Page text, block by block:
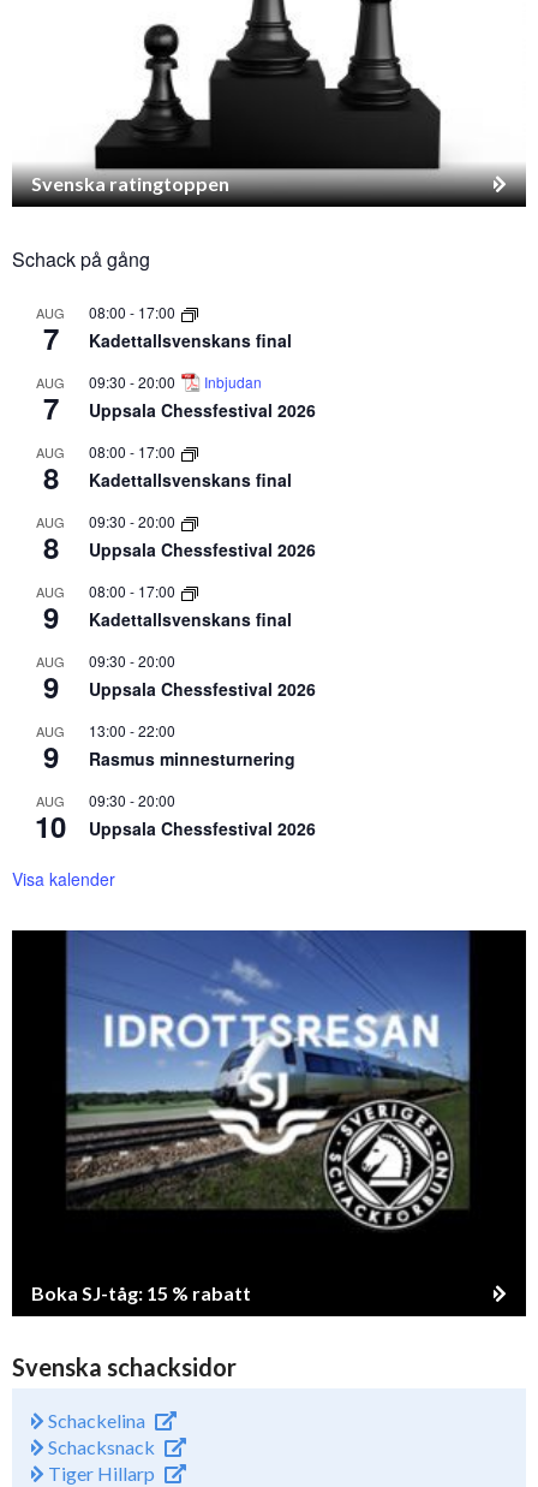
Svenska ratingtoppen
Schack på gång
AUG
7
08:00 - 17:00
Kadettallsvenskans final
AUG
7
09:30 -20:00 Inbjudan
Uppsala Chessfestival 2026
AUG
8
08:00 - 17:00
Kadettallsvenskans final
AUG
8
09:30 -20:00
Uppsala Chessfestival 2026
AUG
9
08:00 - 17:00
Kadettallsvenskans final
AUG
9
09:30 -20:00
Uppsala Chessfestival 2026
AUG
9
13:00 -22:00
Rasmus minnesturnering
AUG
10
09:30 -20:00
Uppsala Chessfestival 2026
Visa kalender
Boka SJ-tåg: 15 % rabatt
Svenska schacksidor
Schackelina
Schacksnack
Tiger Hillarp